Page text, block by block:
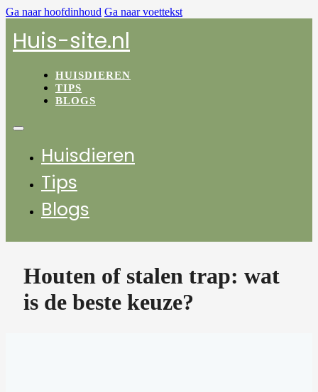
Ga naar hoofdinhoud Ga naar voettekst
Huis-site.nl
HUISDIEREN
TIPS
BLOGS
Huisdieren
Tips
Blogs
Houten of stalen trap: wat
is de beste keuze?